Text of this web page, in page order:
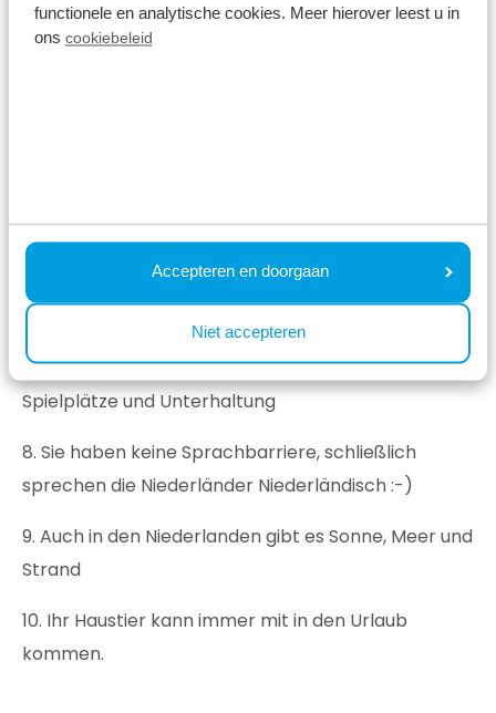
functionele en analytische cookies. Meer hierover leest u in
ons cookiebeleid
Accepteren en doorgaan
Niet accepteren
an Restaurants, Vergnügungsparks, Zoos und
Museen
6. Die Ferienhäuser in den Niederlanden werden
immer luxuriöser und größer
7. Die Ferienparks in den Niederlanden haben,
genau wie im Ausland, immer ein Schwimmbad und
viele andere Einrichtungen wie Restaurants,
Spielplätze und Unterhaltung
8. Sie haben keine Sprachbarriere, schließlich
sprechen die Niederländer Niederländisch :-)
9. Auch in den Niederlanden gibt es Sonne, Meer und
Strand
10. Ihr Haustier kann immer mit in den Urlaub
kommen.